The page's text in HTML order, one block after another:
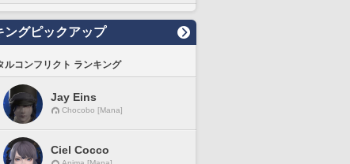
ングピックアップ
ルコンフリクト ランキング
Jay Eins
Chocobo [Mana]
Ciel Cocco